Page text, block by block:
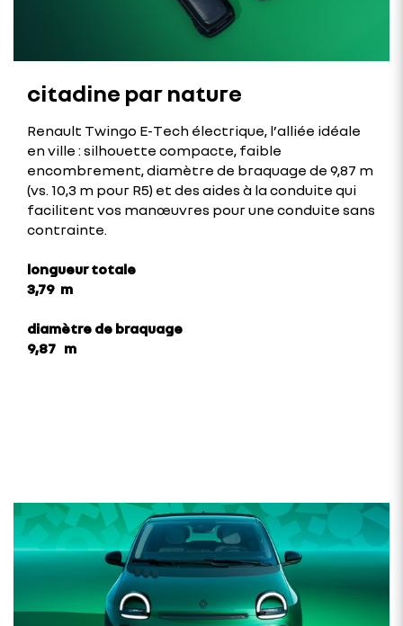
citadine par nature
Renault Twingo E-Tech électrique, l’alliée idéale
en ville : silhouette compacte, faible
encombrement, diamètre de braquage de 9,87 m
(vs. 10,3 m pour R5) et des aides à la conduite qui
facilitent vos manœuvres pour une conduite sans
contrainte.
longueur totale
3,79 m
diamètre de braquage
9,87 m